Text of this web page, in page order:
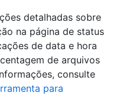
detalhadas sobre
na página de status
de data e hora
de arquivos
consulte
para